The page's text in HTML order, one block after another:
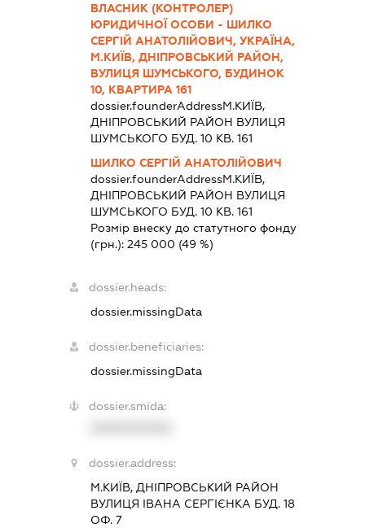
ВЛАСНИК (КОНТРОЛЕР)
ЮРИДИЧНОЇ ОСОБИ - ШИЛКО
СЕРГІЙ АНАТОЛІЙОВИЧ, УКРАЇНА,
М.КИЇВ, ДНІПРОВСЬКИЙ РАЙОН,
ВУЛИЦЯ ШУМСЬКОГО, БУДИНОК
10, КВАРТИРА 161
dossier.founderAddressМ.КИЇВ,
ДНІПРОВСЬКИЙ РАЙОН ВУЛИЦЯ
ШУМСЬКОГО БУД. 10 КВ. 161
ШИЛКО СЕРГІЙ АНАТОЛІЙОВИЧ
dossier.founderAddressМ.КИЇВ,
ДНІПРОВСЬКИЙ РАЙОН ВУЛИЦЯ
ШУМСЬКОГО БУД. 10 КВ. 161
Розмір внеску до статутного фонду
(грн.):245 000 (49 %)
dossier.heads:
dossier.missingData
dossier.beneficiaries:
dossier.missingData
dossier.smida:
dossier.address:
М.КИЇВ, ДНІПРОВСЬКИЙ РАЙОН
ВУЛИЦЯ ІВАНА СЕРГІЄНКА БУД. 18
ОФ. 7